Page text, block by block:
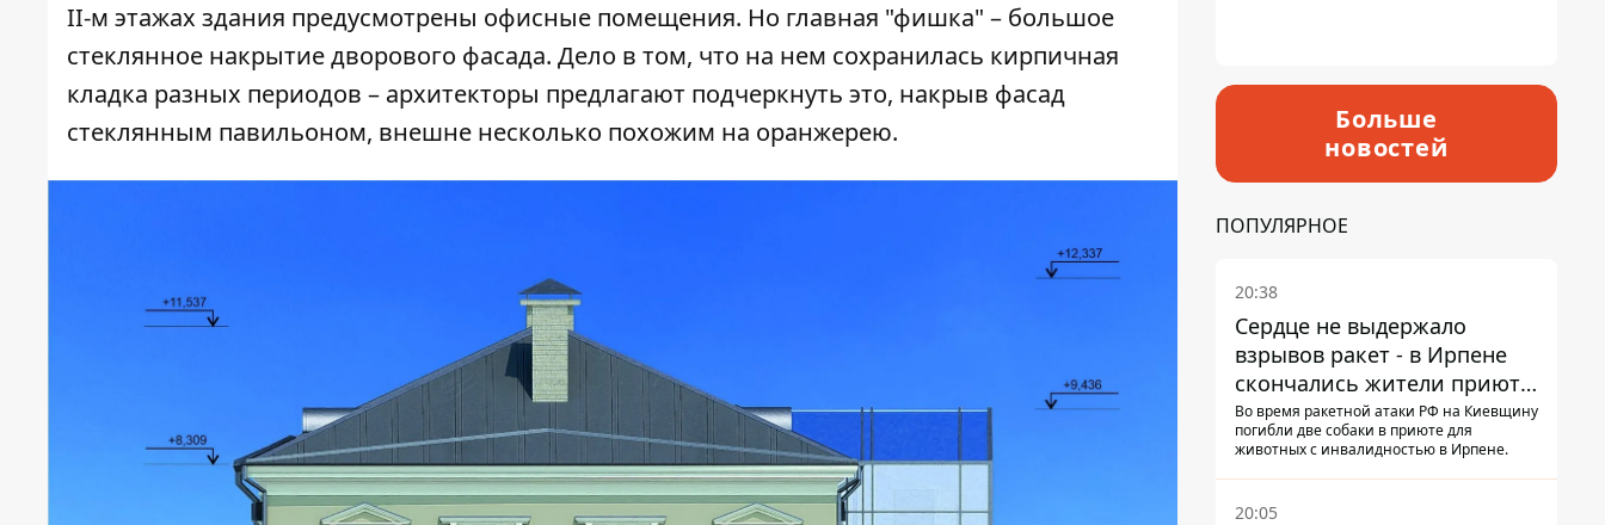
II-м этажах здания предусмотрены офисные помещения. Но главная "фишка" – большое
стеклянное накрытие дворового фасада. Дело в том, что на нем сохранилась кирпичная
кладка разных периодов – архитекторы предлагают подчеркнуть это, накрыв фасад
стеклянным павильоном, внешне несколько похожим на оранжерею.
Больше
новостей
ПОПУЛЯРНОЕ
20:38
Сердце не выдержало
взрывов ракет - в Ирпене
скончались жители приюта
для собак с инвалидностью
Во время ракетной атаки РФ на Киевщину
погибли две собаки в приюте для
животных с инвалидностью в Ирпене.
20:05